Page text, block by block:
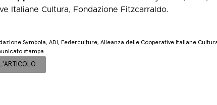
Italiane Cultura, Fondazione Fitzcarraldo.
Symbola, ADI, Federculture, Alleanza delle Cooperative Italiane
stampa.